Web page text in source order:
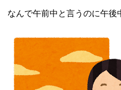
なんで午前中と言うのに午後